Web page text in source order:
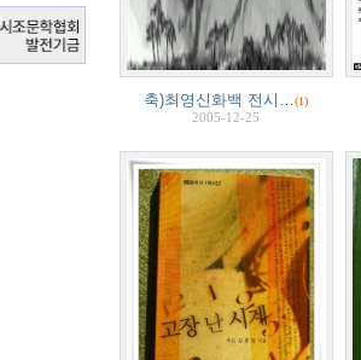
축)최영신화백 전시…(1)
2005-12-25